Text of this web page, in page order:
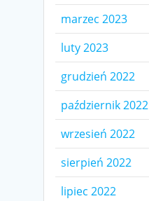
marzec 2023
luty 2023
grudzień 2022
październik 2022
wrzesień 2022
sierpień 2022
lipiec 2022